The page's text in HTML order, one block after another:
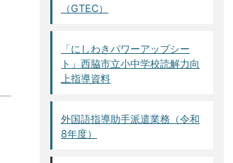
（GTEC）
「にしわきパワーアップシー
ト」西脇市立小中学校読解力向
上指導資料
外国語指導助手派遣業務（令和
8年度）